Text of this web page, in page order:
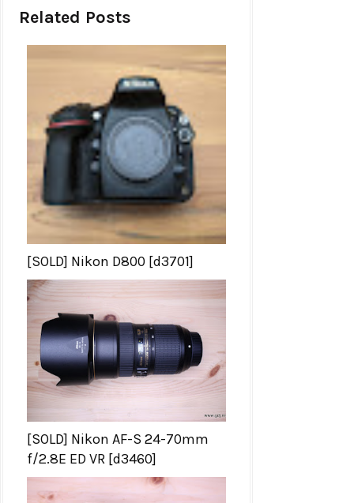
Related Posts
[SOLD] Nikon D800 [d3701]
[SOLD] Nikon AF-S 24-70mm
f/2.8E ED VR [d3460]